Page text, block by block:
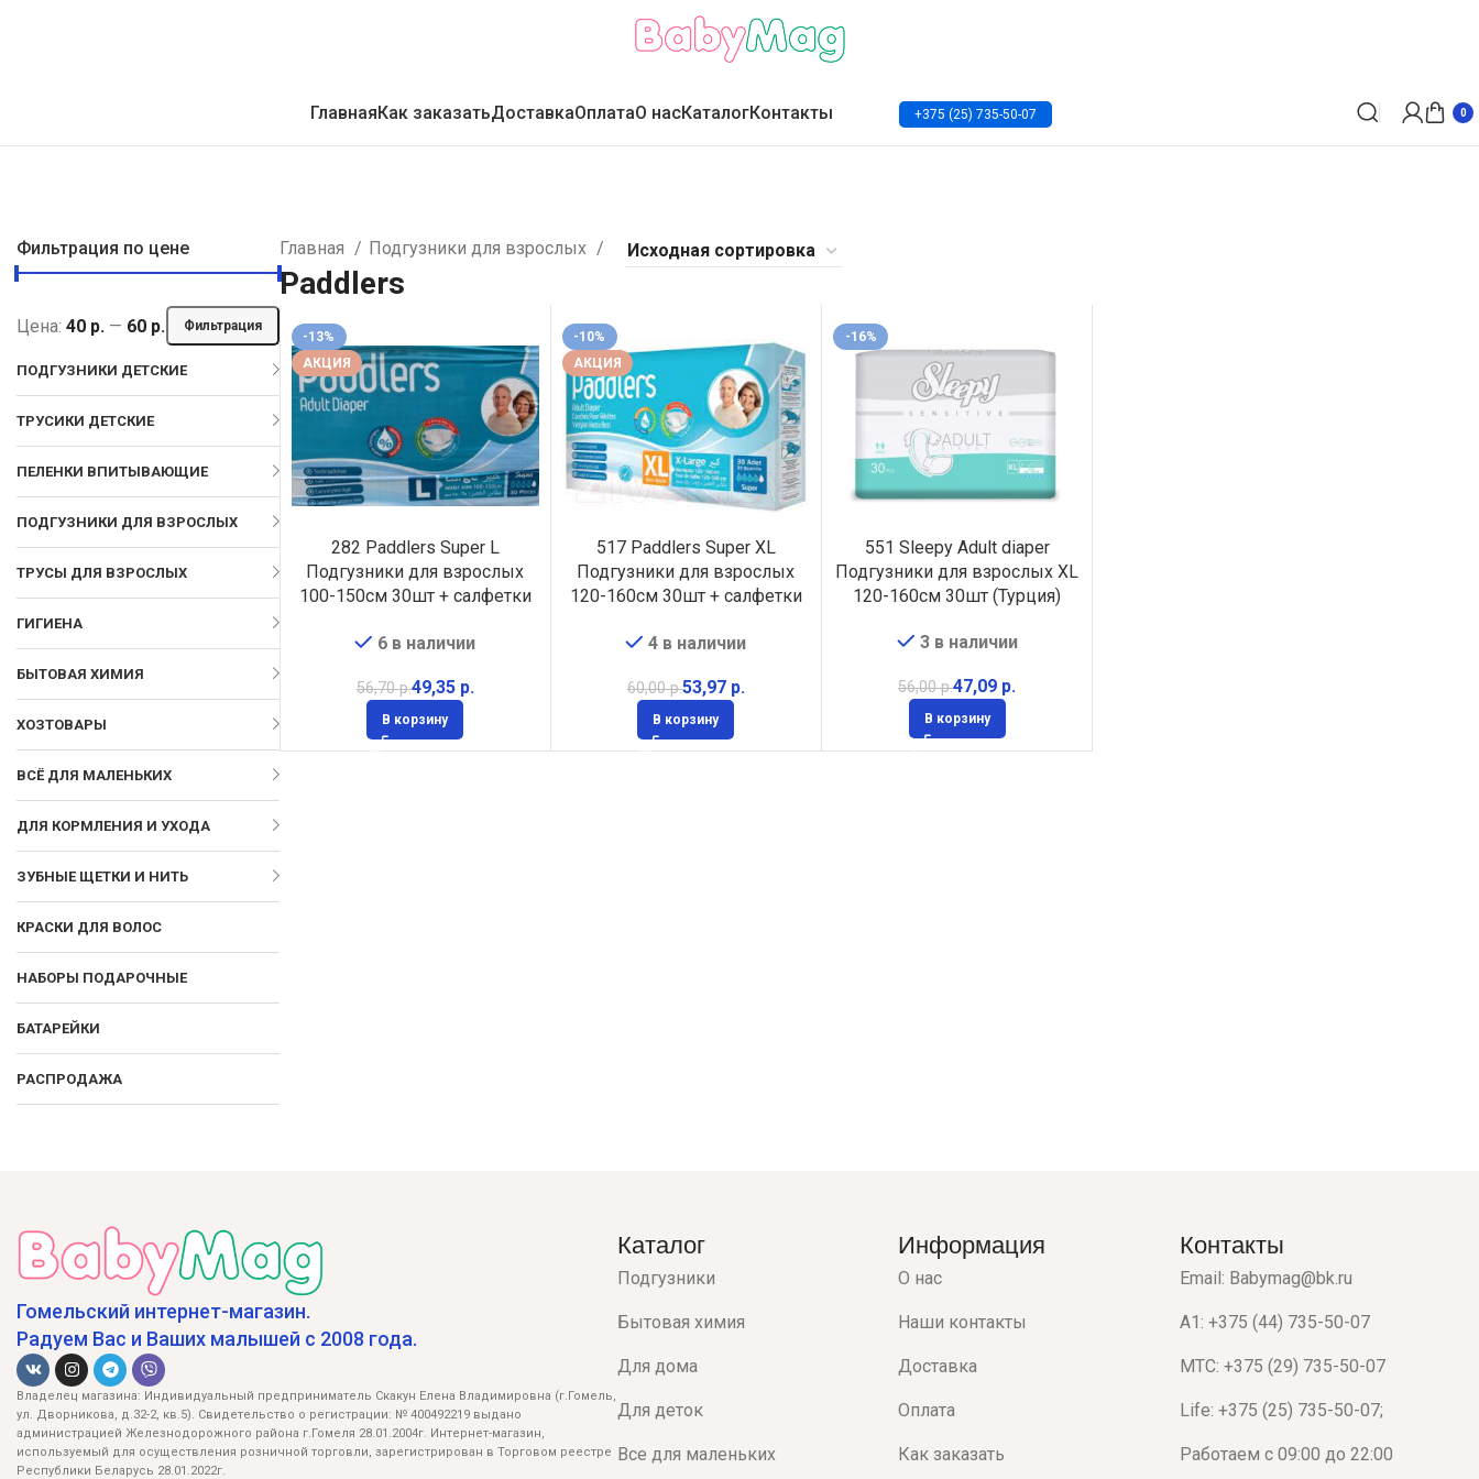
ГлавнаяКак заказатьДоставкаОплатаО насКаталогКонтакты +375 (25) 735-50-07 0
Фильтрация по цене
Фильтрация
Цена: 40 р. — 60 р.
ПОДГУЗНИКИ ДЕТСКИЕ
ТРУСИКИ ДЕТСКИЕ
ПЕЛЕНКИ ВПИТЫВАЮЩИЕ
ПОДГУЗНИКИ ДЛЯ ВЗРОСЛЫХ
ТРУСЫ ДЛЯ ВЗРОСЛЫХ
ГИГИЕНА
БЫТОВАЯ ХИМИЯ
ХОЗТОВАРЫ
ВСЁ ДЛЯ МАЛЕНЬКИХ
ДЛЯ КОРМЛЕНИЯ И УХОДА
ЗУБНЫЕ ЩЕТКИ И НИТЬ
КРАСКИ ДЛЯ ВОЛОС
НАБОРЫ ПОДАРОЧНЫЕ
БАТАРЕЙКИ
РАСПРОДАЖА
Главная Подгузники для взрослых
Paddlers
-13%
АКЦИЯ
282 Paddlers Super L
Подгузники для взрослых
100-150см 30шт + салфетки
6 в наличии
56,70р.49,35 р.
В корзину
-10%
АКЦИЯ
517 Paddlers Super XL
Подгузники для взрослых
120-160см 30шт + салфетки
4 в наличии
60,00р.53,97 р.
В корзину
-16%
551 Sleepy Adult diaper
Подгузники для взрослых XL
120-160см 30шт (Турция)
3 в наличии
56,00р.47,09 р.
В корзину
Гомельский интернет-магазин.
Радуем Вас и Ваших малышей с 2008 года.
Владелец магазина: Индивидуальный предприниматель Скакун Елена Владимировна (г.Гомель,
ул. Дворникова, д.32-2, кв.5). Свидетельство о регистрации: № 400492219 выдано
администрацией Железнодорожного района г.Гомеля 28.01.2004г. Интернет-магазин,
используемый для осуществления розничной торговли, зарегистрирован в Торговом реестре
Республики Беларусь 28.01.2022г.
Каталог
Подгузники
Бытовая химия
Для дома
Для деток
Все для маленьких
Информация
О нас
Наши контакты
Доставка
Оплата
Как заказать
Контакты
Email: Babymag@bk.ru
A1: +375 (44) 735-50-07
МТС: +375 (29) 735-50-07
Life: +375 (25) 735-50-07;
Работаем с 09:00 до 22:00